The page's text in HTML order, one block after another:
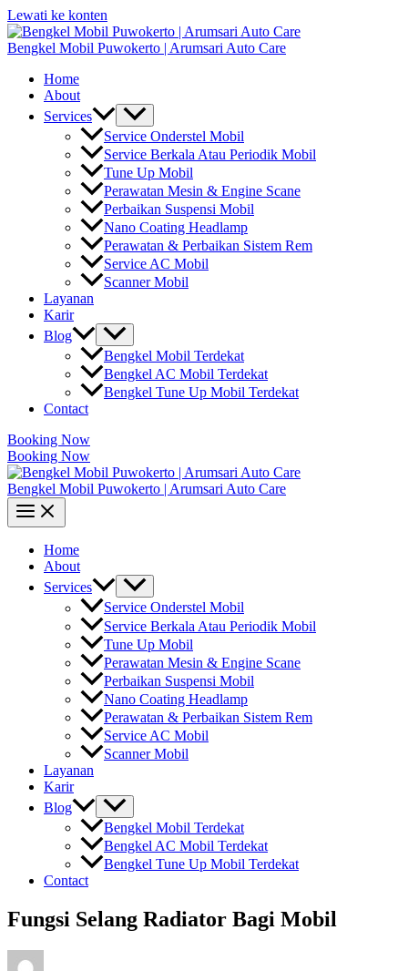
Lewati ke konten
Bengkel Mobil Puwokerto | Arumsari Auto Care
Home
About
Services
Service Onderstel Mobil
Service Berkala Atau Periodik Mobil
Tune Up Mobil
Perawatan Mesin & Engine Scane
Perbaikan Suspensi Mobil
Nano Coating Headlamp
Perawatan & Perbaikan Sistem Rem
Service AC Mobil
Scanner Mobil
Layanan
Karir
Blog
Bengkel Mobil Terdekat
Bengkel AC Mobil Terdekat
Bengkel Tune Up Mobil Terdekat
Contact
Booking Now
Booking Now
Bengkel Mobil Puwokerto | Arumsari Auto Care
Home
About
Services
Service Onderstel Mobil
Service Berkala Atau Periodik Mobil
Tune Up Mobil
Perawatan Mesin & Engine Scane
Perbaikan Suspensi Mobil
Nano Coating Headlamp
Perawatan & Perbaikan Sistem Rem
Service AC Mobil
Scanner Mobil
Layanan
Karir
Blog
Bengkel Mobil Terdekat
Bengkel AC Mobil Terdekat
Bengkel Tune Up Mobil Terdekat
Contact
Fungsi Selang Radiator Bagi Mobil